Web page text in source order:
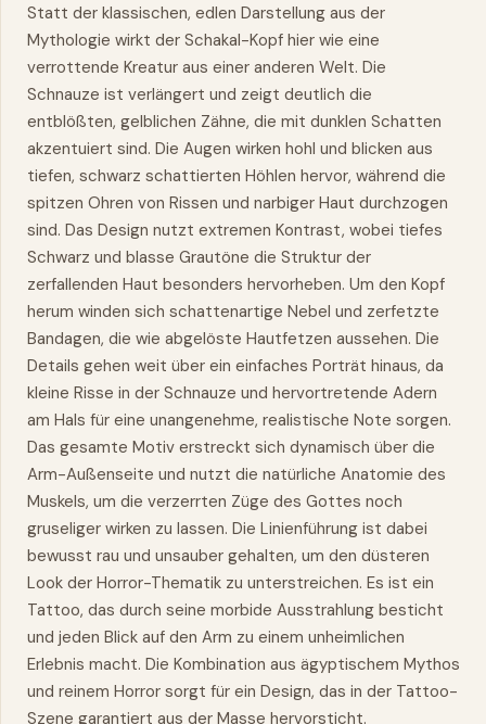
Statt der klassischen, edlen Darstellung aus der
Mythologie wirkt der Schakal-Kopf hier wie eine
verrottende Kreatur aus einer anderen Welt. Die
Schnauze ist verlängert und zeigt deutlich die
entblößten, gelblichen Zähne, die mit dunklen Schatten
akzentuiert sind. Die Augen wirken hohl und blicken aus
tiefen, schwarz schattierten Höhlen hervor, während die
spitzen Ohren von Rissen und narbiger Haut durchzogen
sind. Das Design nutzt extremen Kontrast, wobei tiefes
Schwarz und blasse Grautöne die Struktur der
zerfallenden Haut besonders hervorheben. Um den Kopf
herum winden sich schattenartige Nebel und zerfetzte
Bandagen, die wie abgelöste Hautfetzen aussehen. Die
Details gehen weit über ein einfaches Porträt hinaus, da
kleine Risse in der Schnauze und hervortretende Adern
am Hals für eine unangenehme, realistische Note sorgen.
Das gesamte Motiv erstreckt sich dynamisch über die
Arm-Außenseite und nutzt die natürliche Anatomie des
Muskels, um die verzerrten Züge des Gottes noch
gruseliger wirken zu lassen. Die Linienführung ist dabei
bewusst rau und unsauber gehalten, um den düsteren
Look der Horror-Thematik zu unterstreichen. Es ist ein
Tattoo, das durch seine morbide Ausstrahlung besticht
und jeden Blick auf den Arm zu einem unheimlichen
Erlebnis macht. Die Kombination aus ägyptischem Mythos
und reinem Horror sorgt für ein Design, das in der Tattoo-
Szene garantiert aus der Masse hervorsticht.